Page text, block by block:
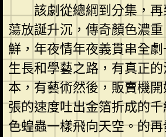
該劇從總綱到分集，再
蕩放誕升沉，傳奇顏色濃
鮮，年夜情年夜義貫串全
生長和學藝之路，有真正
本，有藝術然後，販賣機
張的速度吐出金箔折成的
色蝗蟲一樣飛向天空。的